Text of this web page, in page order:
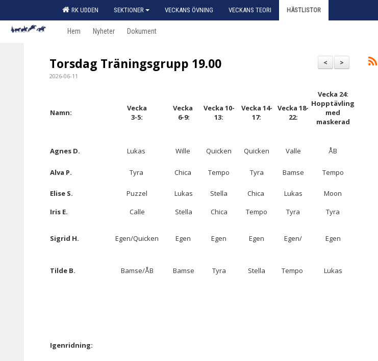
RK UDDEN SEKTIONER VECKANS ÖVNING VECKANS TEORI HÄSTLISTOR
Hem Nyheter Dokument
>
<
Torsdag Träningsgrupp 19.00
2026-06-11
Namn:
Vecka
3-5:
Vecka
6-9:
Vecka 10-
13:
Vecka 14-
17:
Vecka 18-
22:
Vecka 24:
Hopptävling
med
maskerad
Agnes D. Lukas Wille Quicken Quicken Valle ÅB
Alva P. Tyra Chica Tempo Tyra Bamse Tempo
Elise S. Puzzel Lukas Stella Chica Lukas
Moon
Iris E.
Calle Stella Chica Tempo Tyra Tyra
Sigrid H. Egen/Quicken Egen Egen Egen Egen/ Egen
Tilde B. Bamse/ÅB Bamse Tyra Stella Tempo Lukas
Igenridning: